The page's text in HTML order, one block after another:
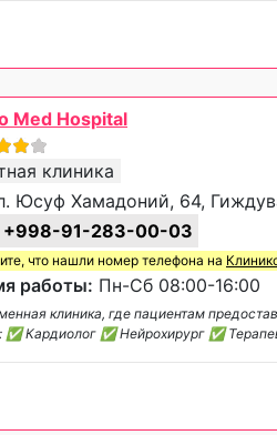
Med Hospital
клиника
Юсуф Хамадоний, 64,
+998-91-283-00-03
что нашли номер телефона на
работы: Пн-Сб 08:00-16:00
клиника, где пациентам
Кардиолог ✅ Нейрохирург ✅